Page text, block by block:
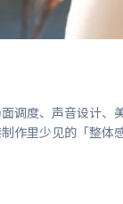
调度、声音设计、
作里少见的「整体感